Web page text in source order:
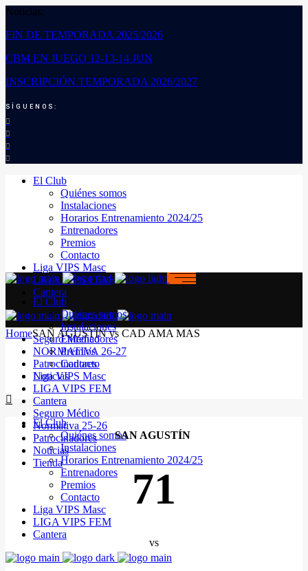
Noticias:
FIN DE TEMPORADA 2025/2026
CBM EN JUEGO 12-13-14 JUN
INSCRIPCIÓN TEMPORADA 2026/2027
SÍGUENOS:
El Club
Quiénes somos
Instalaciones
Horarios Entrenamiento 2024/25
Entrenadores
Premios
Contacto
Liga VIPS Masc
LIGA VIPS FEM
Cantera
Seguro Médico
NORMATIVA 26-27
Patrocinadores
Noticias
El Club
Quiénes somos
Instalaciones
Horarios Entrenamiento 2024/25
Entrenadores
Premios
Contacto
Liga VIPS Masc
LIGA VIPS FEM
Cantera
El Club
Quiénes somos
Instalaciones
Entrenadores
Premios
Contacto
Liga VIPS Masc
LIGA VIPS FEM
Cantera
Seguro Médico
Normativa 25-26
Patrocinadores
Noticias
Tienda
HomeSAN AGUSTÍN vs CAD AMA MAS
SAN AGUSTÍN
71
vs